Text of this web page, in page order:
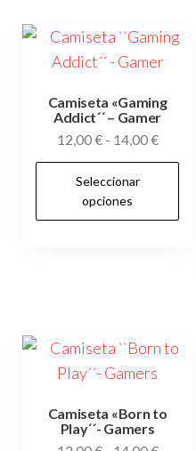
Camiseta «Gaming
Addict´´ – Gamer
12,00€ - 14,00€Rango
de
12,00 €
Seleccionar
opciones
Camiseta «Born to
Play´´- Gamers